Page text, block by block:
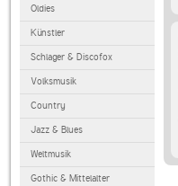
Oldies
Künstler
Schlager & Discofox
Volksmusik
Country
Jazz & Blues
Weltmusik
Gothic & Mittelalter